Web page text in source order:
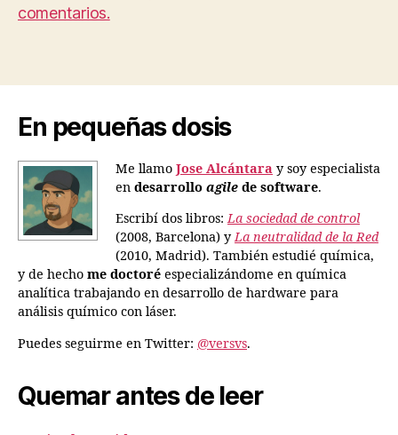
comentarios.
En pequeñas dosis
Me llamo Jose Alcántara y soy especialista
en desarrollo agile de software.
Escribí dos libros:La sociedad de control
(2008, Barcelona) yLa neutralidad de la Red
(2010, Madrid). También estudié química,
y de hecho me doctoré especializándome en química
analítica trabajando en desarrollo de hardware para
análisis químico con láser.
Puedes seguirme en Twitter: @versvs.
Quemar antes de leer